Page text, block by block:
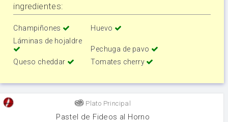
ingredientes:
Champiñones
Huevo
Láminas de hojaldre
Pechuga de pavo
Queso cheddar
Tomates cherry
Plato Principal
Pastel de Fideos al Horno